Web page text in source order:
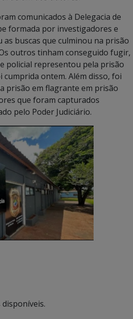
comunicados à Delegacia de
formada por investigadores e
buscas que culminou na prisão
outros tinham conseguido fugir,
policial representou pela prisão
cumprida ontem. Além disso, foi
prisão em flagrante em prisão
que foram capturados
pelo Poder Judiciário.